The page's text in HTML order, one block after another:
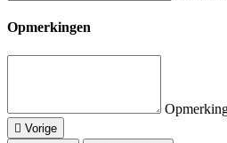
Opmerkingen
Vorige